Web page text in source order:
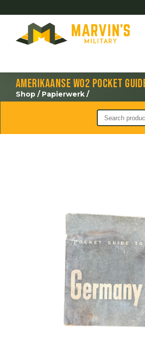
Amerikaanse WO2 Pocket
Shop / Papierwerk /